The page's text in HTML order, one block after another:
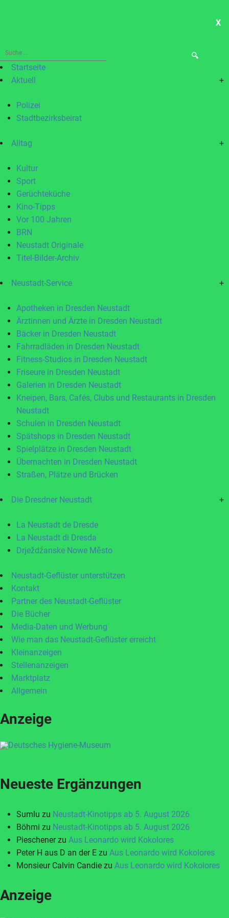
X
Suche
nach:Startseite
Aktuell
+
Polizei
Stadtbezirksbeirat
Alltag +
Kultur
Sport
Gerüchteküche
Kino-Tipps
Vor 100 Jahren
BRN
Neustadt Originale
Titel-Bilder-Archiv
Neustadt-Service +
Apotheken in Dresden Neustadt
Ärztinnen und Ärzte in Dresden Neustadt
Bäcker in Dresden Neustadt
Fahrradläden in Dresden Neustadt
Fitness-Studios in Dresden Neustadt
Friseure in Dresden Neustadt
Galerien in Dresden Neustadt
Kneipen, Bars, Cafés, Clubs und Restaurants in Dresden
Neustadt
Schulen in Dresden Neustadt
Spätshops in Dresden Neustadt
Spielplätze in Dresden Neustadt
Übernachten in Dresden Neustadt
Straßen, Plätze und Brücken
Die Dresdner Neustadt +
La Neustadt de Dresde
La Neustadt di Dresda
Drježdźanske Nowe Město
Neustadt-Geflüster unterstützen
Kontakt
Partner des Neustadt-Geflüster
Die Bücher
Media-Daten und Werbung
Wie man das Neustadt-Geflüster erreicht
Kleinanzeigen
Stellenanzeigen
Marktplatz
Allgemein
Anzeige
Neueste Ergänzungen
Sumlu zu Neustadt-Kinotipps ab 5. August 2026
Böhmi zu Neustadt-Kinotipps ab 5. August 2026
Pieschenerzu Aus Leonardo wird Kokolores
Peter H aus D an der E zu Aus Leonardo wird Kokolores
Monsieur Calvin Candie zu Aus Leonardo wird Kokolores
Anzeige